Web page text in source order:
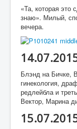
«Та, которая
знаю». Милый,
вечера.
Блэнд на Бичке,
гинекология,
редлейбла и
Вектор, Марина